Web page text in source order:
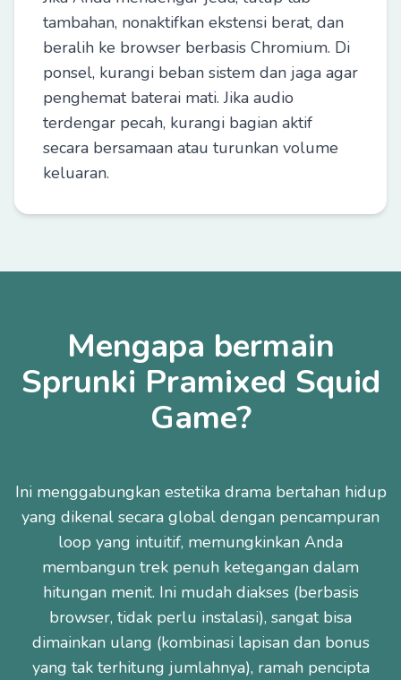
tambahan, nonaktifkan ekstensi berat, dan
beralih ke browser berbasis Chromium. Di
ponsel, kurangi beban sistem dan jaga agar
penghemat baterai mati. Jika audio
terdengar pecah, kurangi bagian aktif
secara bersamaan atau turunkan volume
keluaran.
Mengapa bermain
Sprunki Pramixed Squid
Game?
Ini menggabungkan estetika drama bertahan hidup
yang dikenal secara global dengan pencampuran
loop yang intuitif, memungkinkan Anda
membangun trek penuh ketegangan dalam
hitungan menit. Ini mudah diakses (berbasis
browser, tidak perlu instalasi), sangat bisa
dimainkan ulang (kombinasi lapisan dan bonus
yang tak terhitung jumlahnya), ramah pencipta